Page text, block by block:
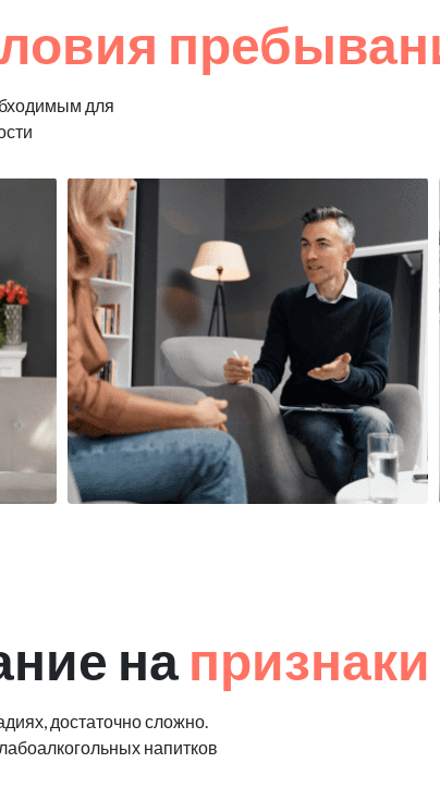
для
на
достаточно сложно.
напитков